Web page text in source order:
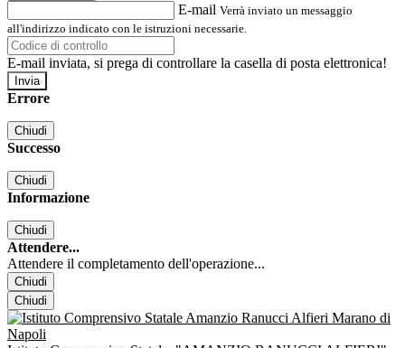
E-mail Verrà inviato un messaggio
all'indirizzo indicato con le istruzioni necessarie.
E-mail inviata, si prega di controllare la casella di posta elettronica!
Errore
Chiudi
Successo
Chiudi
Informazione
Chiudi
Attendere...
Attendere il completamento dell'operazione...
Chiudi
Chiudi